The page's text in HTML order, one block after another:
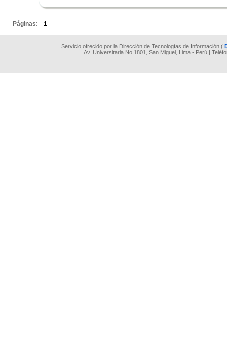
Páginas: 1
Servicio ofrecido por la Dirección de Tecnologías de Información (
Av. Universitaria No 1801, San Miguel, Lima - Perú |